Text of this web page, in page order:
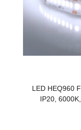
LED HEQ960
IP20,